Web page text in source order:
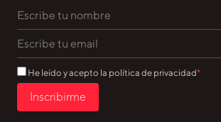
He leído y acepto la política de privacidad
Inscribirme